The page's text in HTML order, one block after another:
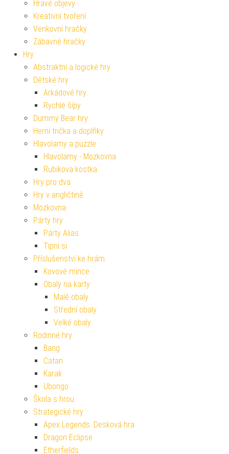
Hravé objevy
Kreativní tvoření
Venkovní hračky
Zábavné hračky
Hry
Abstraktní a logické hry
Dětské hry
Arkádové hry
Rychlé šípy
Dummy Bear hry
Herní trička a doplňky
Hlavolamy a puzzle
Hlavolamy - Mozkovna
Rubikova kostka
Hry pro dva
Hry v angličtině
Mozkovna
Párty hry
Párty Alias
Tipni si
Příslušenství ke hrám
Kovové mince
Obaly na karty
Malé obaly
Střední obaly
Velké obaly
Rodinné hry
Bang
Catan
Karak
Ubongo
Škola s hrou
Strategické hry
Apex Legends: Desková hra
Dragon Eclipse
Etherfields